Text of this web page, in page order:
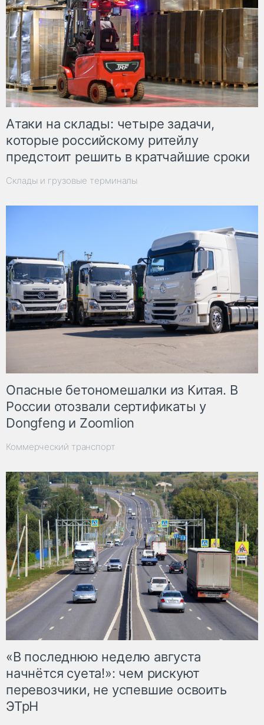
Атаки на склады: четыре задачи,
которые российскому ритейлу
предстоит решить в кратчайшие сроки
Склады и грузовые терминалы
Опасные бетономешалки из Китая. В
России отозвали сертификаты у
Dongfeng и Zoomlion
Коммерческий транспорт
«В последнюю неделю августа
начнётся суета!»: чем рискуют
перевозчики, не успевшие освоить
ЭТрН